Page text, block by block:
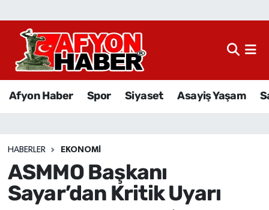
Afyon Haber Spor Siyaset Asayiş Yaşam
HABERLER EKONOMI
ASMMO Başkanı
Sayar’dan Kritik Uyarı
Afyon Haber
Sağlık
Eğitim